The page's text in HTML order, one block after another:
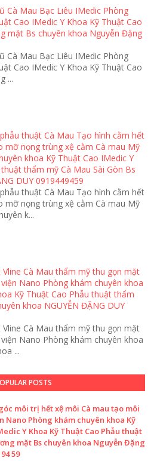
Cà Mau Bạc Liêu IMedic Phòng
Cao IMedic Y Khoa Kỹ Thuật Cao
mặt Bs chuyên khoa Nguyễn Đặng
Cà Mau Bạc Liêu IMedic Phòng
Cao IMedic Y Khoa Kỹ Thuật Cao
...
thuật Cà Mau Tạo hình cằm hết
mỡ nọng trùng xệ cằm Cà mau Mỹ
khoa Kỹ Thuật Cao IMedic Y
thẩm mỹ Cà Mau Sài Gòn Bs
DUY 0919449459
thuật Cà Mau Tạo hình cằm hết
mỡ nọng trùng xệ cằm Cà mau Mỹ
k...
Cà Mau thẩm mỹ thu gọn mặt
Nano Phòng khám chuyên khoa
Kỹ Thuật Cao Phẫu thuật thẩm
khoa NGUYỄN ĐẶNG DUY
Cà Mau thẩm mỹ thu gọn mặt
Nano Phòng khám chuyên khoa
...
POSTS
môi trị hết xệ môi Cà mau tạo môi
Nano Phòng khám chuyên khoa Kỹ
Y Khoa Kỹ Thuật Cao Phẫu thuật
mặt Bs chuyên khoa Nguyễn Đặng
59